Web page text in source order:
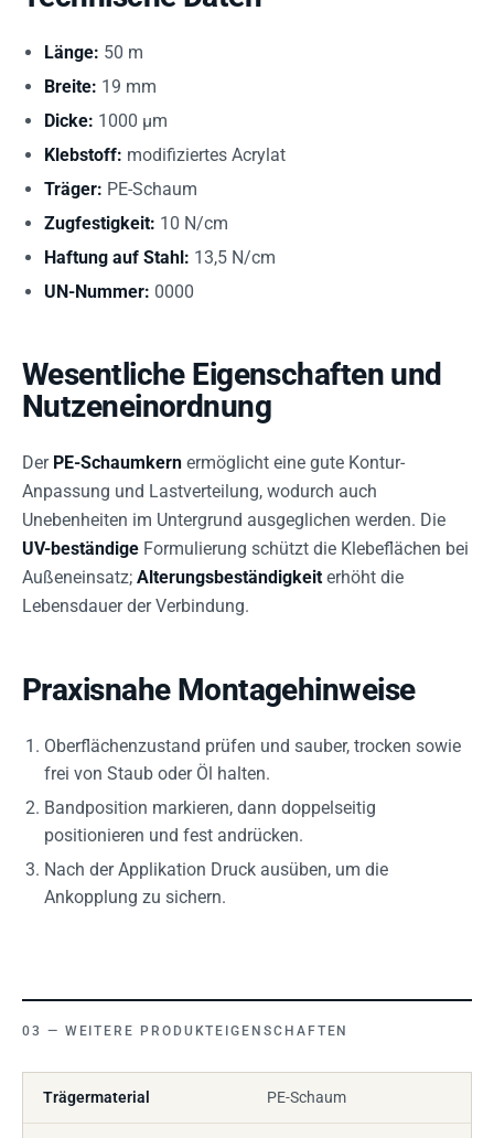
Länge: 50 m
Breite: 19 mm
Dicke: 1000 µm
Klebstoff: modifiziertes Acrylat
Träger: PE-Schaum
Zugfestigkeit: 10 N/cm
Haftung auf Stahl: 13,5 N/cm
UN-Nummer: 0000
Wesentliche Eigenschaften und
Nutzeneinordnung
Der PE-Schaumkern ermöglicht eine gute Kontur-
Anpassung und Lastverteilung, wodurch auch
Unebenheiten im Untergrund ausgeglichen werden. Die
UV-beständige Formulierung schützt die Klebeflächen bei
Außeneinsatz; Alterungsbeständigkeit erhöht die
Lebensdauer der Verbindung.
Praxisnahe Montagehinweise
Oberflächenzustand prüfen und sauber, trocken sowie
frei von Staub oder Öl halten.
Bandposition markieren, dann doppelseitig
positionieren und fest andrücken.
Nach der Applikation Druck ausüben, um die
Ankopplung zu sichern.
WEITERE PRODUKTEIGENSCHAFTEN
Trägermaterial PE-Schaum